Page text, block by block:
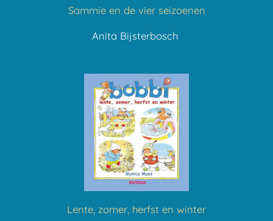
Sammie en de vier seizoenen
Anita Bijsterbosch
Lente, zomer, herfst en winter